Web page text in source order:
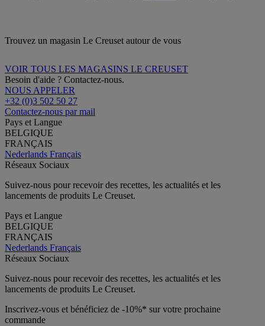
Trouvez un magasin Le Creuset autour de vous
VOIR TOUS LES MAGASINS LE CREUSET
Besoin d'aide ? Contactez-nous.
NOUS APPELER
+32 (0)3 502 50 27
Contactez-nous par mail
Pays et Langue
BELGIQUE
FRANÇAIS
Nederlands Français
Réseaux Sociaux
Suivez-nous pour recevoir des recettes, les actualités et les
lancements de produits Le Creuset.
Pays et Langue
BELGIQUE
FRANÇAIS
Nederlands Français
Réseaux Sociaux
Suivez-nous pour recevoir des recettes, les actualités et les
lancements de produits Le Creuset.
Inscrivez-vous et bénéficiez de -10%* sur votre prochaine
commande